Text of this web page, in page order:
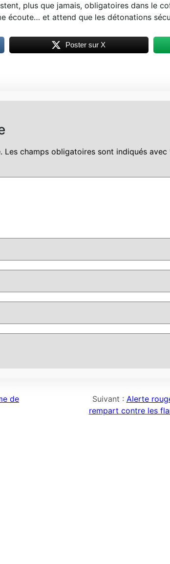
plus que jamais, obligatoires dans le
écoute… et attend que les détonations
Poster sur X
Les champs obligatoires sont indiqués avec
de
Suivant : Alerte
rempart contre les